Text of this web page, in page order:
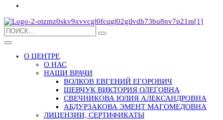
О ЦЕНТРЕ
О НАС
НАШИ ВРАЧИ
ВОЛКОВ ЕВГЕНИЙ ЕГОРОВИЧ
ШЕВЧУК ВИКТОРИЯ ОЛЕГОВНА
СВЕЧНИКОВА ЮЛИЯ АЛЕКСАНДРОВНА
АБДУРЗАКОВА ЭМЕНТ МАГОМЕДОВНА
ЛИЦЕНЗИИ, СЕРТИФИКАТЫ